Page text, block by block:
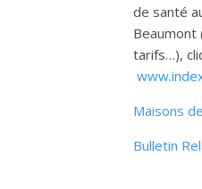
de santé
Beaumont
tarifs…),
Maisons
Bulletin